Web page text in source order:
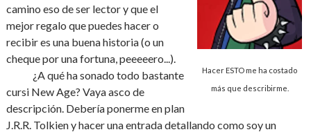
Hacer ESTO me ha costado
más que describirme.
camino eso de ser lector y que el
mejor regalo que puedes hacer o
recibir es una buena historia (o un
cheque por una fortuna, peeeeero...).
¿A qué ha sonado todo bastante
cursi New Age? Vaya asco de
descripción. Debería ponerme en plan
J.R.R. Tolkien y hacer una entrada detallando como soy un